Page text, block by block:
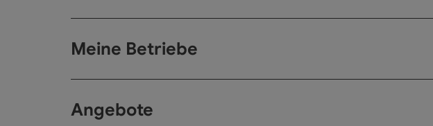
Meine Betriebe
Angebote